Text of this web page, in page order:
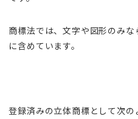
商標法では、文字や図形のみ
に含めています。
登録済みの立体商標として次